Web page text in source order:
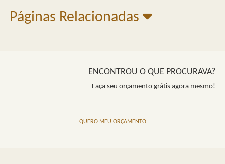
Páginas Relacionadas
ENCONTROU O QUE PROCURAVA?
Faça seu orçamento grátis agora mesmo!
QUERO MEU ORÇAMENTO